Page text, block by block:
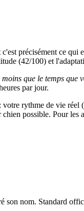
précisément ce qui
(42/100) et
que le temps que
par jour.
rythme de vie
possible. Pour
son nom. Standard